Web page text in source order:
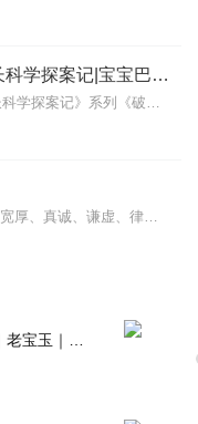
破坏者联盟篇2·猴子警长科学探案记|宝宝巴士故事
【适听年龄】7岁+《猴子警长科学探案记》系列《破坏者联盟篇1·猴子警长科学探案记》>>>《破坏者联盟篇2·猴子警长科学探案记》>>>《破坏者联盟篇3·猴子警长科...
品读《论语》中诚信、正直、宽厚、真诚、谦虚、律己、孝道、勤敏，让孩子的头脑里装进中国伦理道德的精华和我们民族传统文化的精髓，在立志、学习、修养、处事等方面受到启...